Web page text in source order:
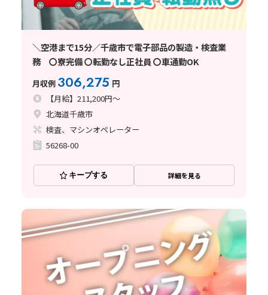
＼空港まで15分／千歳市で電子部品の製造・検査業
務 〇寮完備 〇転勤なし正社員 〇車通勤OK
月収例 306,275 円
【月給】211,200円～
北海道千歳市
検査、マシンオペレーター
56268-00
キープする 詳細を見る